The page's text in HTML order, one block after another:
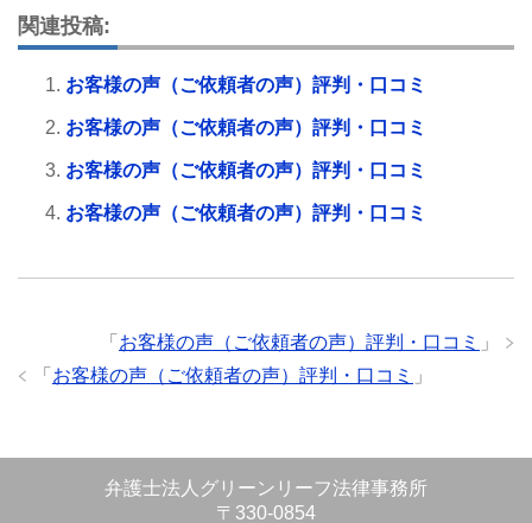
関連投稿:
お客様の声（ご依頼者の声）評判・口コミ
お客様の声（ご依頼者の声）評判・口コミ
お客様の声（ご依頼者の声）評判・口コミ
お客様の声（ご依頼者の声）評判・口コミ
「 お客様の声（ご依頼者の声）評判・口コミ
」
「 お客様の声（ご依頼者の声）評判・口コミ 」
弁護士法人グリーンリーフ法律事務所
〒330-0854